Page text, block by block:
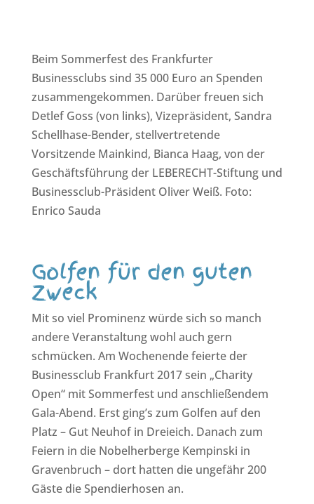
Beim Sommerfest des Frankfurter
Businessclubs sind 35 000 Euro an Spenden
zusammengekommen. Darüber freuen sich
Detlef Goss (von links), Vizepräsident, Sandra
Schellhase-Bender, stellvertretende
Vorsitzende Mainkind, Bianca Haag, von der
Geschäftsführung der LEBERECHT-Stiftung und
Businessclub-Präsident Oliver Weiß. Foto:
Enrico Sauda
Golfen für den guten
Zweck
Mit so viel Prominenz würde sich so manch
andere Veranstaltung wohl auch gern
schmücken. Am Wochenende feierte der
Businessclub Frankfurt 2017 sein „Charity
Open“ mit Sommerfest und anschließendem
Gala-Abend. Erst ging’s zum Golfen auf den
Platz – Gut Neuhof in Dreieich. Danach zum
Feiern in die Nobelherberge Kempinski in
Gravenbruch – dort hatten die ungefähr 200
Gäste die Spendierhosen an.